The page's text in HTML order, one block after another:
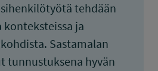
tehdään
konteksteissa ja
Sastamalan
tunnustuksena hyvän